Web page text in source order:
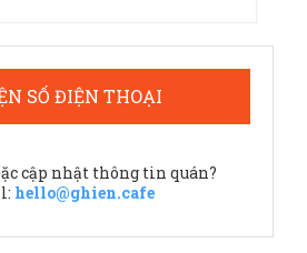
SỐ ĐIỆN THOẠI
cập nhật thông tin quán?
hello@ghien.cafe